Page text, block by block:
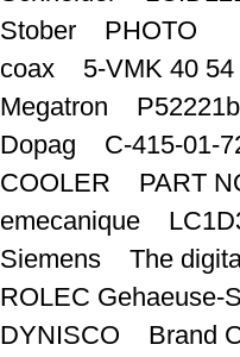
Stober PHOTO
coax 5-VMK 40 54
Megatron
Dopag C-415-01-
COOLER PART
emecanique
Siemens The
ROLEC
DYNISCO Brand